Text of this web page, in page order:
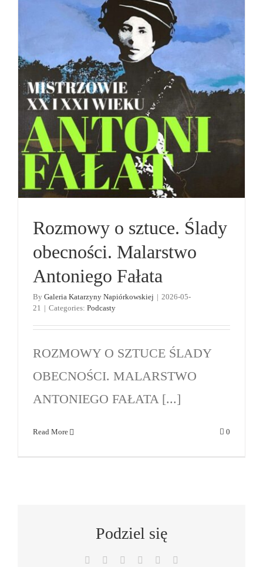
Rozmowy o sztuce. Ślady
obecności. Malarstwo
Antoniego Fałata
Podcasty
Rozmowy o sztuce. Ślady
obecności. Malarstwo
Antoniego Fałata
By Galeria Katarzyny Napiórkowskiej | 2026-05-
21 | Categories: Podcasty
ROZMOWY O SZTUCE ŚLADY
OBECNOŚCI. MALARSTWO
ANTONIEGO FAŁATA [...]
Read More 0
Podziel się
Facebook LinkedInWhatsApp
Pinterest